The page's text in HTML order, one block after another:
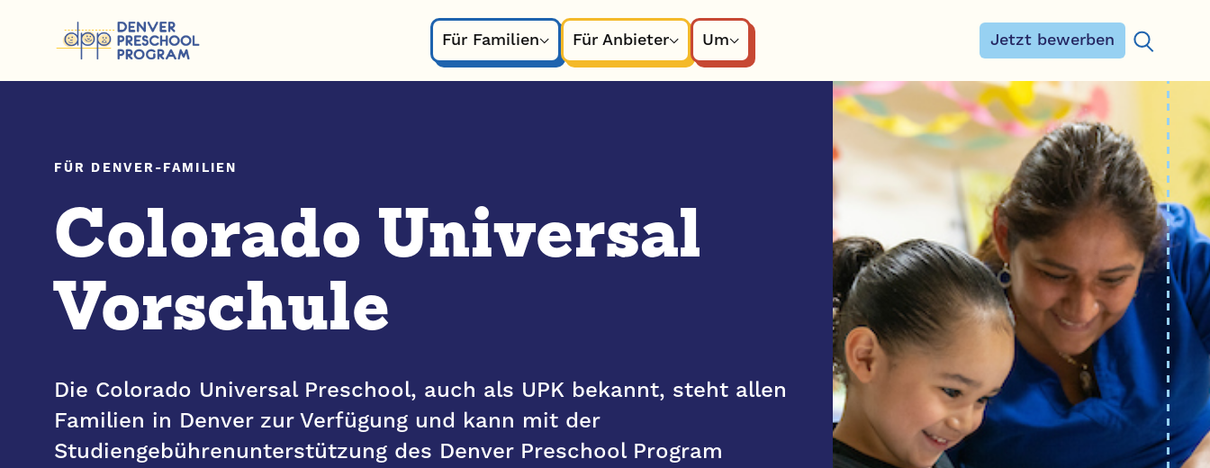
Für Familien
Für Anbieter Um Jetzt bewerben
Suchen
FÜR DENVER-FAMILIEN
Colorado Universal
Vorschule
Die Colorado Universal Preschool, auch als UPK bekannt, steht allen
Familien in Denver zur Verfügung und kann mit der
Studiengebührenunterstützung des Denver Preschool Program